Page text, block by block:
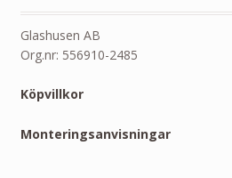
Glashusen AB
Org.nr: 556910-2485
Köpvillkor
Monteringsanvisningar